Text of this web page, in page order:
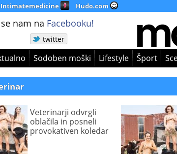
Intimatemedicine Hudo.com
nam na Facebooku!
twitter
Sodoben moški Lifestyle Šport
Veterinarji odvrgli
oblačila in posneli
provokativen koledar